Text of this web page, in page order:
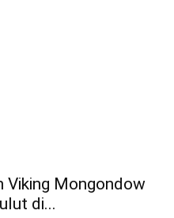
Viking Mongondow
di...